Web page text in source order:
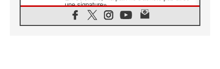
une signature»
07.08.2026
Le programme du voyage apostolique du